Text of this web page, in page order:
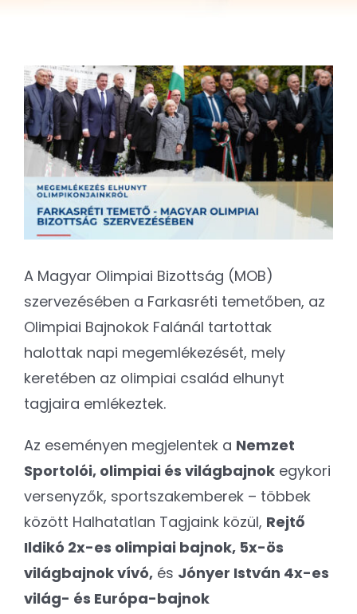
FOR:
View
Larger
Image
A Magyar Olimpiai Bizottság (MOB)
szervezésében a Farkasréti temetőben, az
Olimpiai Bajnokok Falánál tartottak
halottak napi megemlékezését, mely
keretében az olimpiai család elhunyt
tagjaira emlékeztek.
Az eseményen megjelentek a Nemzet
Sportolói, olimpiai és világbajnok egykori
versenyzők, sportszakemberek – többek
között Halhatatlan Tagjaink közül, Rejtő
Ildikó 2x-es olimpiai bajnok, 5x-ös
világbajnok vívó, és Jónyer István 4x-es
világ- és Európa-bajnok